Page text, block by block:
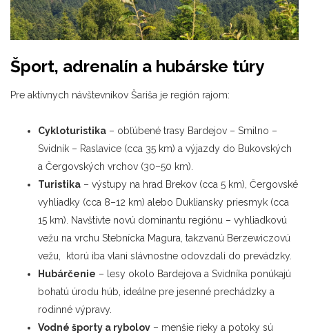
Šport, adrenalín a hubárske túry
Pre aktívnych návštevníkov Šariša je región rajom:
Cykloturistika – obľúbené trasy Bardejov – Smilno –
Svidník – Raslavice (cca 35 km) a výjazdy do Bukovských
a Čergovských vrchov (30–50 km).
Turistika – výstupy na hrad Brekov (cca 5 km), Čergovské
vyhliadky (cca 8–12 km) alebo Dukliansky priesmyk (cca
15 km). Navštívte novú dominantu regiónu – vyhliadkovú
vežu na vrchu Stebnícka Magura, takzvanú Berzewiczovú
vežu, ktorú iba vlani slávnostne odovzdali do prevádzky.
Hubárčenie – lesy okolo Bardejova a Svidníka ponúkajú
bohatú úrodu húb, ideálne pre jesenné prechádzky a
rodinné výpravy.
Vodné športy a rybolov – menšie rieky a potoky sú